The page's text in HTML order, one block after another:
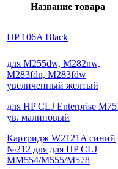
Название товара
HP 106A Black
для M255dw, M282nw,
M283fdn, M283fdw
увеличенный желтый
для HP CLJ Enterprise
ув. малиновый
Картридж W2121A синий
№212 для для HP CLJ
MM554/M555/M578